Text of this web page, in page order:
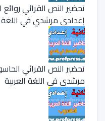
تحضير النص القرائي روائع
إعدادي مرشدي في اللغة
تحضير النص القرائي
مرشدي في اللغة العربية